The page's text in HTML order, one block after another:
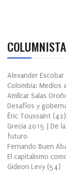
Alexander Escobar
Colombia: Medios
Amílcar Salas
Desafíos y
Éric Toussaint (42)
Grecia 2015 | De
futuro
Fernando Buen
El capitalismo
Gideon Levy (54)